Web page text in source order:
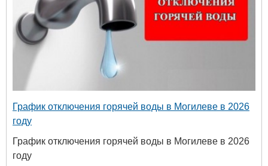
График отключения горячей воды в Могилеве в 2026
году
График отключения горячей воды в Могилеве в 2026
году